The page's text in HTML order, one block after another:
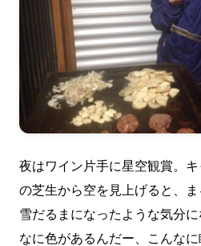
夜はワイン片手に星空観賞。
の芝生から空を見上げると、
雪だるまになったような気分
なに色があるんだー、こんな